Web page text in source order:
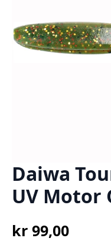
Daiwa
UV Motor
kr 99,00